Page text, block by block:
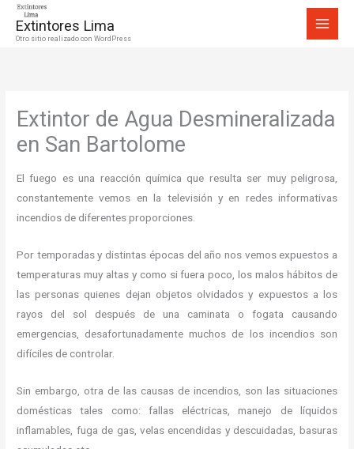
Extintores Lima
Otro sitio realizado con WordPress
Extintor de Agua Desmineralizada
en San Bartolome
El fuego es una reacción química que resulta ser muy peligrosa,
constantemente vemos en la televisión y en redes informativas
incendios de diferentes proporciones.
Por temporadas y distintas épocas del año nos vemos expuestos a
temperaturas muy altas y como si fuera poco, los malos hábitos de
las personas quienes dejan objetos olvidados y expuestos a los
rayos del sol después de una caminata o fogata causando
emergencias, desafortunadamente muchos de los incendios son
difíciles de controlar.
Sin embargo, otra de las causas de incendios, son las situaciones
domésticas tales como: fallas eléctricas, manejo de líquidos
inflamables, fuga de gas, velas encendidas y descuidadas, basuras